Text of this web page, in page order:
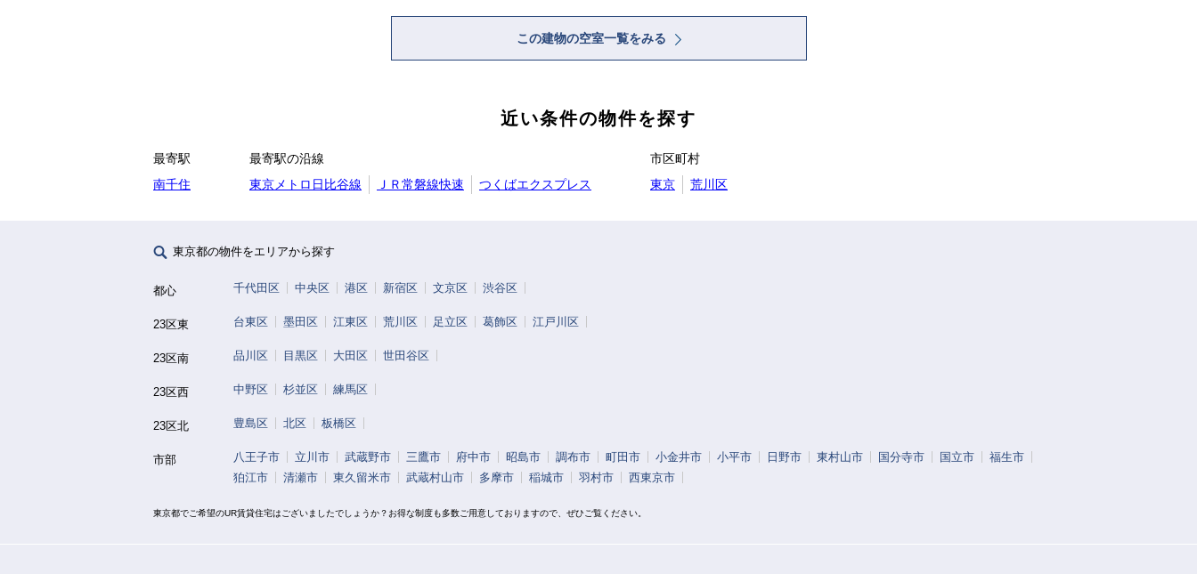
この建物の空室一覧をみる
近い条件の物件を探す
最寄駅
南千住
最寄駅の沿線
東京メトロ日比谷線
ＪＲ常磐線快速 つくばエクスプレス
市区町村
東京
荒川区
東京都の物件をエリアから探す
都心 千代田区 中央区 港区 新宿区 文京区 渋谷区
23区東 台東区 墨田区 江東区 荒川区 足立区 葛飾区 江戸川区
23区南 品川区 目黒区 大田区 世田谷区
23区西 中野区 杉並区 練馬区
23区北 豊島区 北区 板橋区
市部 八王子市 立川市 武蔵野市 三鷹市 府中市 昭島市 調布市 町田市 小金井市 小平市 日野市 東村山市 国分寺市 国立市
福生市
狛江市
清瀬市 東久留米市 武蔵村山市 多摩市 稲城市 羽村市 西東京市
東京都でご希望のUR賃貸住宅はございましたでしょうか？お得な制度も多数ご用意しておりますので、ぜひご覧ください。